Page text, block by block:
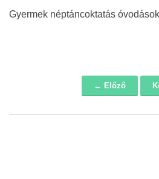
Gyermek néptáncoktatás
← Előző